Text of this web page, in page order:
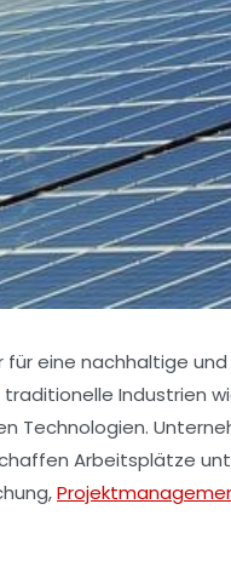
eine nachhaltige
Industrien
Technologien.
Arbeitsplätze